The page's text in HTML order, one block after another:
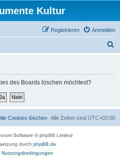
Kultur
Anmelden
Registrieren
des Boards löschen möchtest?
Alle Zeiten sind UTC+02:00
Cookies löschen
Software © phpBB Limited
durch phpBB.de
Nutzungsbedingungen